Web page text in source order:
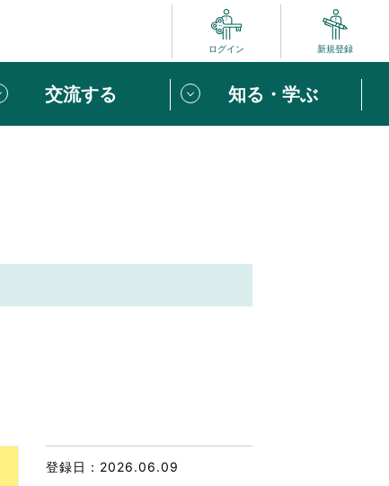
ログイン 新規登録
ボランティア
交流する 知る・学ぶ
ー
一歩
登録日：2026.06.09